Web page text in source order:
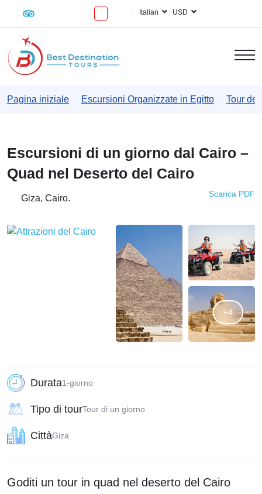
Italian USD
Pagina iniziale Escursioni Organizzate in Egitto Tour
Escursioni di un giorno dal Cairo –
Quad nel Deserto del Cairo
Giza, Cairo. Scarica PDF
+4
Durata1-giorno
Tipo di tourTour di un giorno
CittàGiza
Goditi un tour in quad nel deserto del Cairo